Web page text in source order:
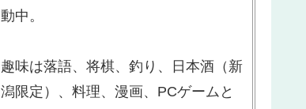
動中。
趣味は落語、将棋、釣り、日本酒（新
潟限定）、料理、漫画、PCゲームと